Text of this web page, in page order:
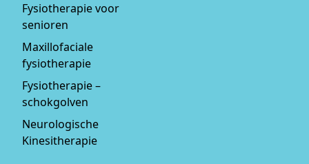
Fysiotherapie voor
senioren
Maxillofaciale
fysiotherapie
Fysiotherapie –
schokgolven
Neurologische
Kinesitherapie